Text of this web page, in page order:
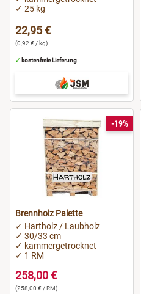
✓ 25 kg
22,95 €
(0,92 € / kg)
✓ kostenfreie Lieferung
-19%
Brennholz Palette
✓ Hartholz / Laubholz
✓ 30/33 cm
✓ kammergetrocknet
✓ 1 RM
258,00 €
(258,00 € / RM)